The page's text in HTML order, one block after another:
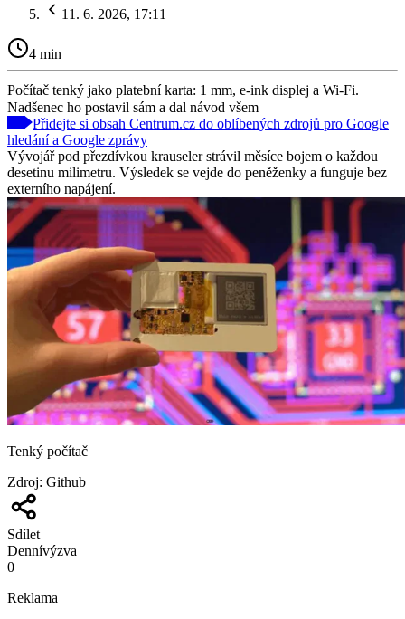
11. 6. 2026, 17:11
4 min
Počítač tenký jako platební karta: 1 mm, e-ink displej a Wi-Fi.
Nadšenec ho postavil sám a dal návod všem
Přidejte si obsah Centrum.cz do oblíbených zdrojů pro Google
hledání a Google zprávy
Vývojář pod přezdívkou krauseler strávil měsíce bojem o každou
desetinu milimetru. Výsledek se vejde do peněženky a funguje bez
externího napájení.
Tenký počítač
Zdroj: Github
Sdílet
Dennívýzva
0
Reklama